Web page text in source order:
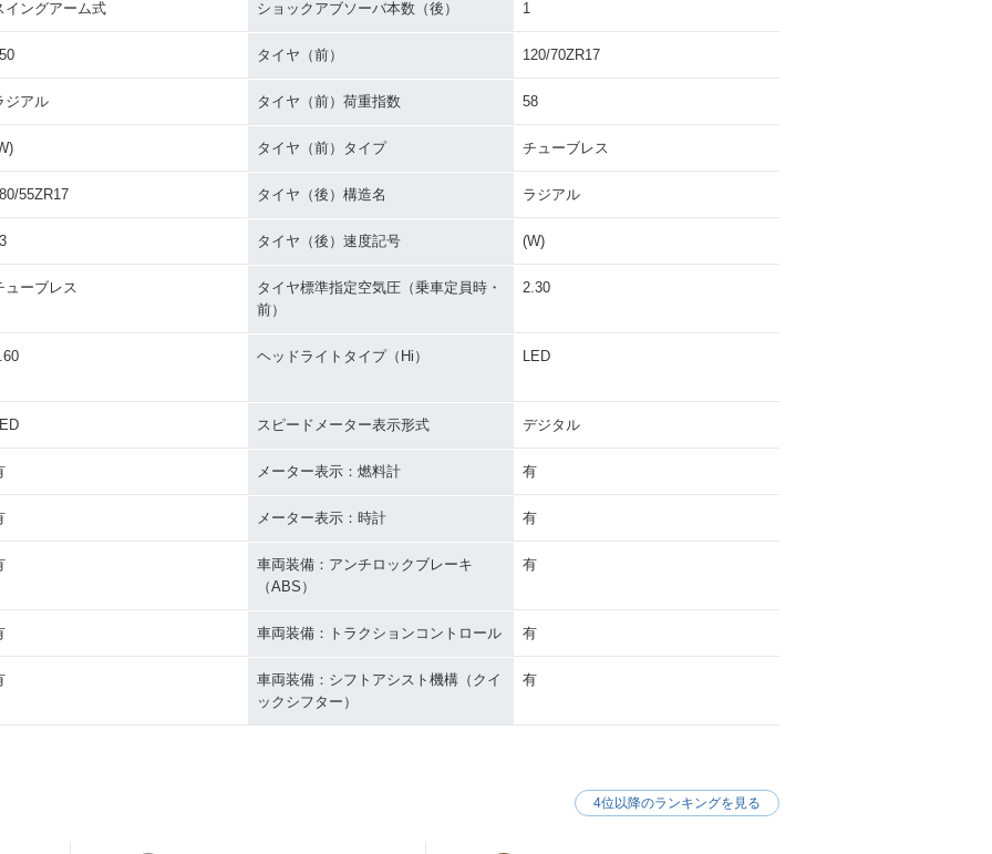
イングアーム式 ショックアブソーバ本数（後） 1
タイヤ（前） 120/70ZR17
ジアル タイヤ（前）荷重指数 58
タイヤ（前）タイプ チューブレス
55ZR17 タイヤ（後）構造名 ラジアル
タイヤ（後）速度記号 (W)
ューブレス
タイヤ標準指定空気圧（乗車定員時・
前）
2.30
ヘッドライトタイプ（Hi） LED
スピードメーター表示形式 デジタル
メーター表示：燃料計 有
メーター表示：時計 有
車両装備：アンチロックブレーキ
（ABS）
有
車両装備：トラクションコントロール 有
車両装備：シフトアシスト機構（クイ
ックシフター）
有
4位以降のランキングを見る